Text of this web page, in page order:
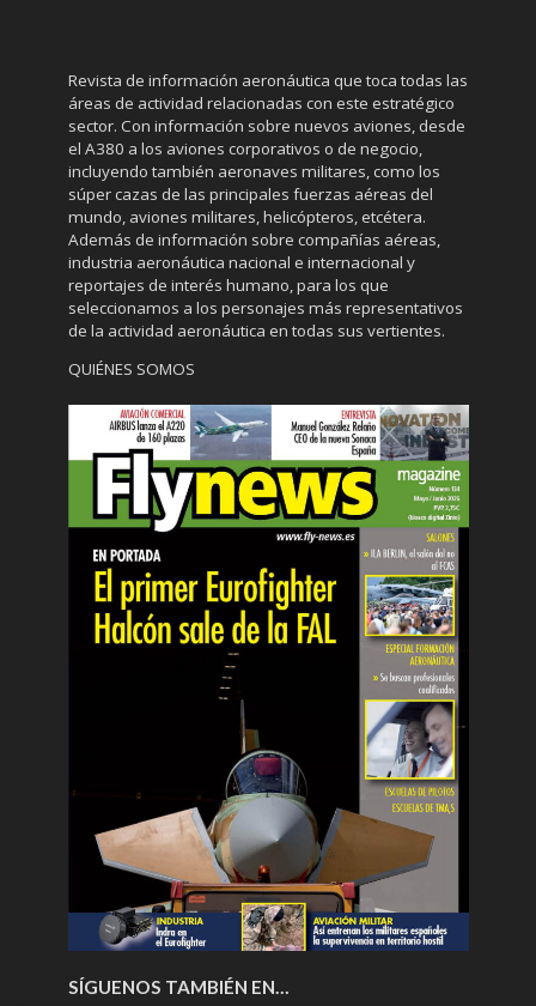
Revista de información aeronáutica que toca todas las
áreas de actividad relacionadas con este estratégico
sector. Con información sobre nuevos aviones, desde
el A380 a los aviones corporativos o de negocio,
incluyendo también aeronaves militares, como los
súper cazas de las principales fuerzas aéreas del
mundo, aviones militares, helicópteros, etcétera.
Además de información sobre compañías aéreas,
industria aeronáutica nacional e internacional y
reportajes de interés humano, para los que
seleccionamos a los personajes más representativos
de la actividad aeronáutica en todas sus vertientes.
QUIÉNES SOMOS
SÍGUENOS TAMBIÉN EN…